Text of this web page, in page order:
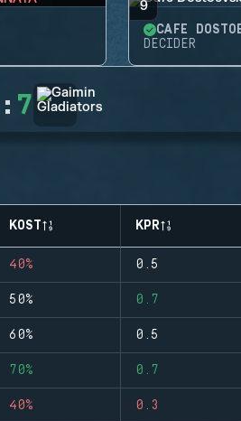
9
CAFÉ
DECIDER
: 7
KOST KPR
40% 0.5
50% 0.7
60% 0.5
70% 0.7
40% 0.3